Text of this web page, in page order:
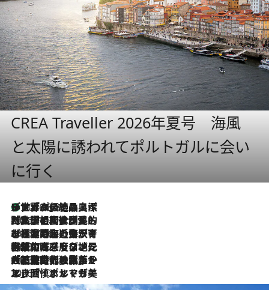
CREA Traveller 2026年夏号 海風
と太陽に誘われてポルトガルに会い
に行く
2026.8.8
リスボンの絶品スイーツ「パステル・デ・ナタ」とは？ポルトガル伝統の奥深い世界へ
2026.7.27
「私の祖国はポルトガル語です」国民的詩人フェルナンド・ペソアと、彼が愛した文学の街を歩く
2026.7.26
ポルトガル近海が育む極上の海の幸。キリリと冷えた白ワインと愉しむ、シーフード専門店の贅沢
2026.7.22
伝統の味をモダンに昇華。高感度な地元客が集う、リスボンの最旬ガストロノミー
2026.7.21
大航海時代の栄華から、震災、独裁、そして革命へ。ポルトガル・首都リスボンの石畳に刻まれた「歴史の光と影」
2026.7.13
エッセイ・ヤマザキマリ「慎ましくも美しき国 ポルトガル」